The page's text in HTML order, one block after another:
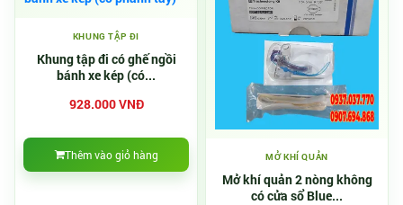
KHUNG TẬP ĐI
Khung tập đi có ghế ngồi
bánh xe kép (có...
928.000 VNĐ
Thêm vào giỏ hàng MỞ KHÍ QUẢN
Mở khí quản 2 nòng không
có cửa sổ Blue...